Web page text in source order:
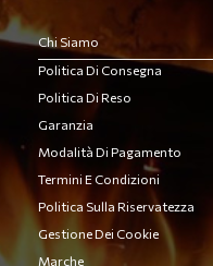
Chi Siamo
Politica Di Consegna
Politica Di Reso
Garanzia
Modalità Di Pagamento
Termini E Condizioni
Politica Sulla Riservatezza
Gestione Dei Cookie
Marche